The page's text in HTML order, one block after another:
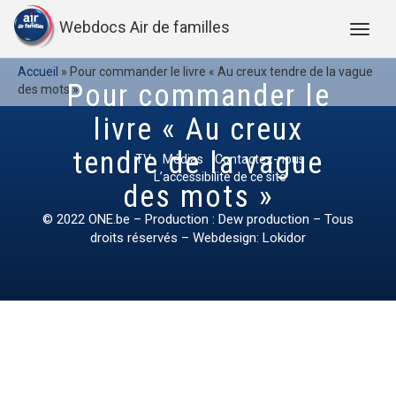
Webdocs Air de familles
Accueil » Pour commander le livre « Au creux tendre de la vague
des mots »Pour commander le
livre « Au creux
tendre de la vague
des mots »
TV Médias
Contactez-nous
L’accessibilité de ce site
© 2022 ONE.be – Production : Dew production – Tous
droits réservés – Webdesign: Lokidor